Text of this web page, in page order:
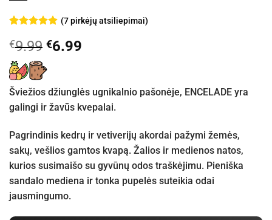
4.86iš 5
(viso
įvertinimų:
)
(7pirkėjų atsiliepimai)
€9.99 Original
was:
€9.99.
€6.99
€6.99.
Šviežios džiunglės ugnikalnio pašonėje, ENCELADE yra
galingi ir žavūs kvepalai.
Pagrindinis kedrų ir vetiverijų akordai pažymi žemės,
sakų, vešlios gamtos kvapą. Žalios ir medienos natos,
kurios susimaišo su gyvūnų odos traškėjimu. Pieniška
sandalo mediena ir tonka pupelės suteikia odai
jausmingumo.